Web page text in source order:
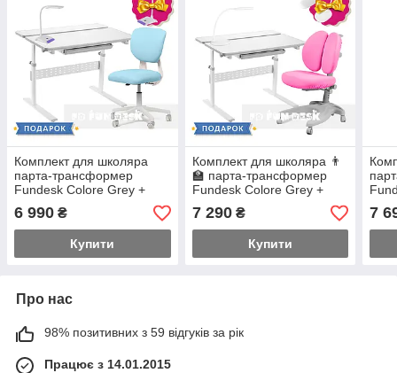
Комплект для школяра
парта-трансформер
Fundesk Colore Grey +
крісло Fundesk Buono Blue
6 990 ₴
Купити
Комплект для школяра 👨
🏫 парта-трансформер
Fundesk Colore Grey +
ергономічне крісло
FunDesk Solerte Pink
7 290₴
Купити
7
Про нас
98% позитивних з 59 відгуків за рік
Працює з 14.01.2015